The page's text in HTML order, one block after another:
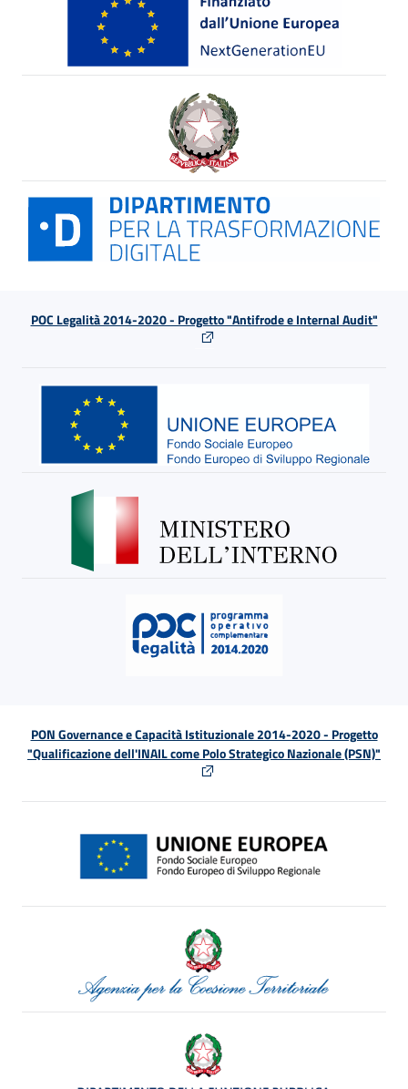
POC Legalità 2014-2020 - Progetto "Antifrode e Internal Audit"
PON Governance e Capacità Istituzionale 2014-2020 - Progetto
"Qualificazione dell'INAIL come Polo Strategico Nazionale (PSN)"